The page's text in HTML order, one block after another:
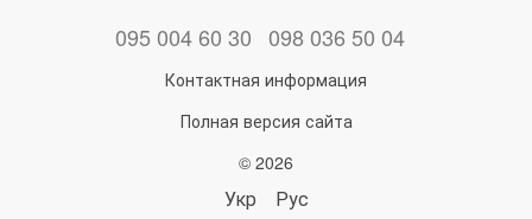
095 004 60 30 098 036 50 04
Контактная информация
Полная версия сайта
© 2026
Укр Рус